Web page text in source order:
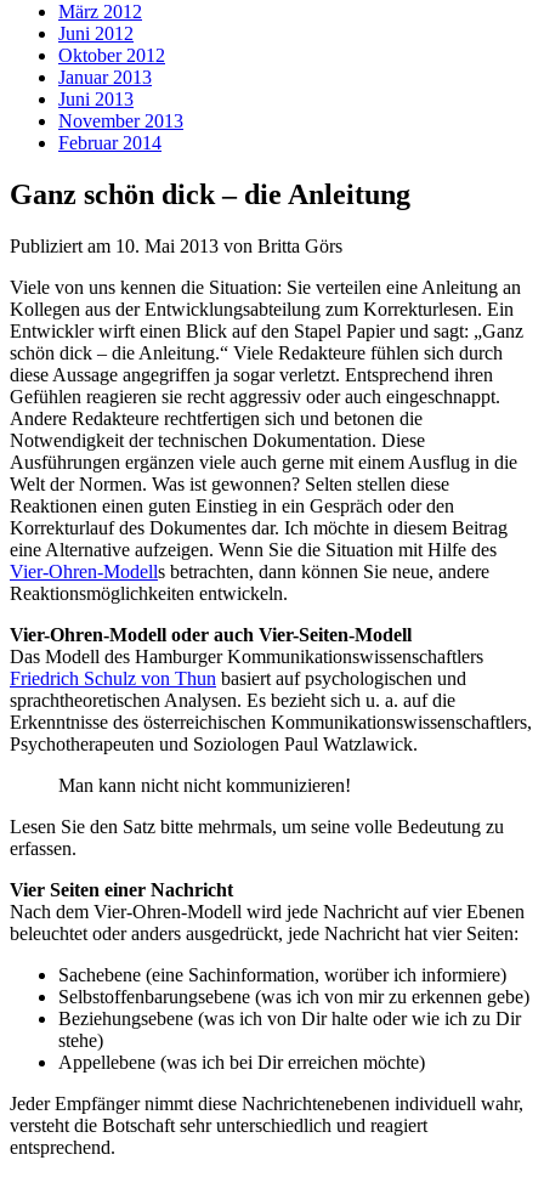
März 2012
Juni 2012
Oktober 2012
Januar 2013
Juni 2013
November 2013
Februar 2014
Ganz schön dick – die Anleitung
Publiziert am 10. Mai 2013 von Britta Görs
Viele von uns kennen die Situation: Sie verteilen eine Anleitung an
Kollegen aus der Entwicklungsabteilung zum Korrekturlesen. Ein
Entwickler wirft einen Blick auf den Stapel Papier und sagt: „Ganz
schön dick – die Anleitung.“ Viele Redakteure fühlen sich durch
diese Aussage angegriffen ja sogar verletzt. Entsprechend ihren
Gefühlen reagieren sie recht aggressiv oder auch eingeschnappt.
Andere Redakteure rechtfertigen sich und betonen die
Notwendigkeit der technischen Dokumentation. Diese
Ausführungen ergänzen viele auch gerne mit einem Ausflug in die
Welt der Normen. Was ist gewonnen? Selten stellen diese
Reaktionen einen guten Einstieg in ein Gespräch oder den
Korrekturlauf des Dokumentes dar. Ich möchte in diesem Beitrag
eine Alternative aufzeigen. Wenn Sie die Situation mit Hilfe des
Vier-Ohren-Modells betrachten, dann können Sie neue, andere
Reaktionsmöglichkeiten entwickeln.
Vier-Ohren-Modell oder auch Vier-Seiten-Modell
Das Modell des Hamburger Kommunikationswissenschaftlers
Friedrich Schulz von Thun basiert auf psychologischen und
sprachtheoretischen Analysen. Es bezieht sich u. a. auf die
Erkenntnisse des österreichischen Kommunikationswissenschaftlers,
Psychotherapeuten und Soziologen Paul Watzlawick.
Man kann nicht nicht kommunizieren!
Lesen Sie den Satz bitte mehrmals, um seine volle Bedeutung zu
erfassen.
Vier Seiten einer Nachricht
Nach dem Vier-Ohren-Modell wird jede Nachricht auf vier Ebenen
beleuchtet oder anders ausgedrückt, jede Nachricht hat vier Seiten:
Sachebene (eine Sachinformation, worüber ich informiere)
Selbstoffenbarungsebene (was ich von mir zu erkennen gebe)
Beziehungsebene (was ich von Dir halte oder wie ich zu Dir
stehe)
Appellebene (was ich bei Dir erreichen möchte)
Jeder Empfänger nimmt diese Nachrichtenebenen individuell wahr,
versteht die Botschaft sehr unterschiedlich und reagiert
entsprechend.